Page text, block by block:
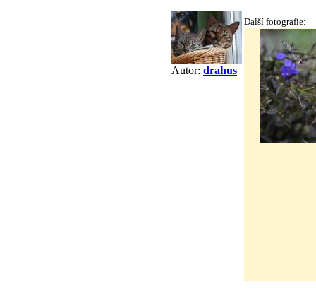
Autor: drahus
Další fotografie: